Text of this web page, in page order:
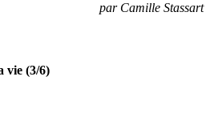
par Camille Stassart
vie (3/6)